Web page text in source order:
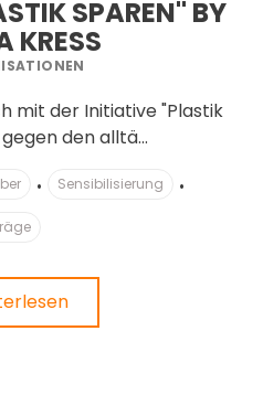
SPAREN" BY
KRESS
mit der Initiative "Plastik
den alltä...
Sensibilisierung